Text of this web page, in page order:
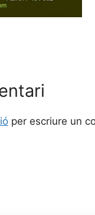
per escriure un